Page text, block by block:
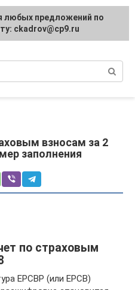
и
взносам за 2
заполнения
по страховым
ЕРСВР (или ЕРСВ)
любых предложений по
ckadrov@cp9.ru